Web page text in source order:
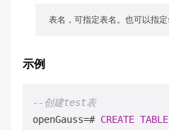
示例
--创建test表
openGauss=# CREATE TABLE